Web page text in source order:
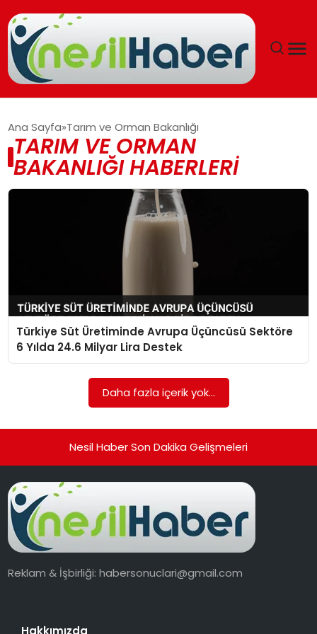
GÜNCEL
YAŞAM
SPOR
EKONOMI
Ana Sayfa Tarım ve Orman Bakanlığı
TARIM VE ORMAN
BAKANLIĞI HABERLERI
Türkiye Süt Üretiminde Avrupa Üçüncüsü Sektöre
6 Yılda 24.6 Milyar Lira Destek
Daha fazla içerik yok...
Nesil Haber Son Dakika Gelişmeleri
Reklam & İşbirliği:habersonuclari@gmail.com
Hakkımızda